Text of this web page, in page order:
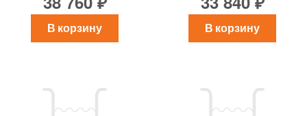
В корзину В корзину